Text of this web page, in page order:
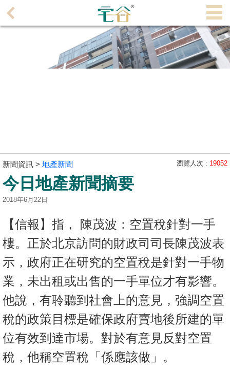
理
放
盤
谷
按
揭
地
產
博
客
地
產
新
新聞資訊 > 地產新聞 瀏覽人次 : 19052
今日地產新聞摘要
2018年6月22日
【信報】指， 陳茂波：空置稅針對一手
樓。正於北京訪問的財政司司長陳茂波表
示，政府正在研究的空置稅是針對一手物
業，未出租或出售的一手單位才有影響。
他說，有聆聽到社會上的意見，強調空置
稅的政策目標是確保政府賣地後所建的單
位有效到達市場。對於有意見反對空置
稅，他稱空置稅「係應該做」。